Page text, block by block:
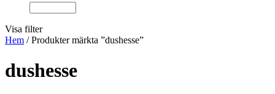
Visa filter
Hem / Produkter märkta ”dushesse”
dushesse